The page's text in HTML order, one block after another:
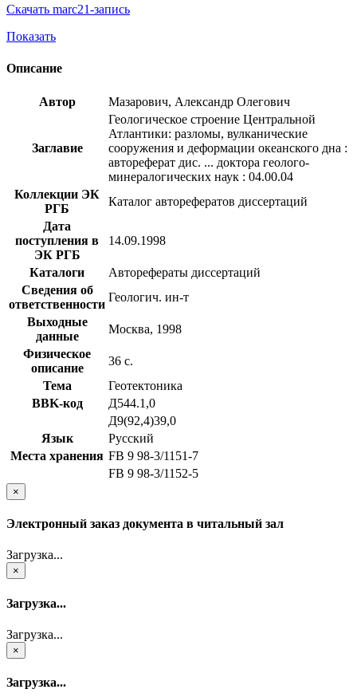
Скачать marc21-запись
Показать
Описание
Автор Мазарович, Александр Олегович
Заглавие
Геологическое строение Центральной
Атлантики: разломы, вулканические
сооружения и деформации океанского дна :
автореферат дис. ... доктора геолого-
минералогических наук : 04.00.04
Коллекции ЭК
РГБ
Каталог авторефератов диссертаций
Дата
поступления в
ЭК РГБ
14.09.1998
Каталоги
Авторефераты диссертаций
Сведения об
ответственности
Геологич. ин-т
Выходные
данные
Москва, 1998
Физическое
описание
36 с.
Тема
Геотектоника
BBK-код
Д544.1,0
Д9(92,4)39,0
Язык
Русский
Места хранения FB 9 98-3/1151-7
FB 9 98-3/1152-5
×
Электронный заказ документа в читальный зал
Загрузка...
×
Загрузка...
Загрузка...
×
Загрузка...